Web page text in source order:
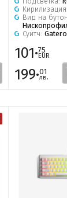
Кирилизация:
Вид на
Суитч:
101·75
EUR
199·01
лв.